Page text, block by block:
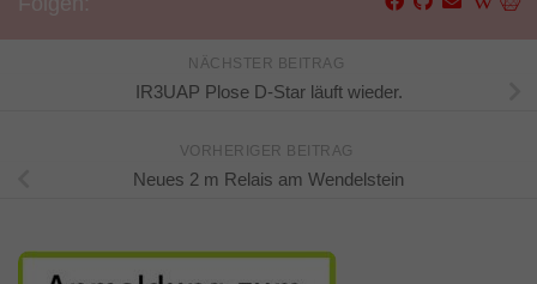
NÄCHSTER BEITRAG
IR3UAP Plose D-Star läuft wieder.
VORHERIGER BEITRAG
Neues 2 m Relais am Wendelstein